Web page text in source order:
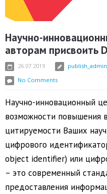
Научно-
авторам присвоить
26.07.2019 publish_admin
No Comments
Научно-инновационный
возможности повышения
цитируемости Ваших
цифрового
object identifier) или
– это современный
предоставления